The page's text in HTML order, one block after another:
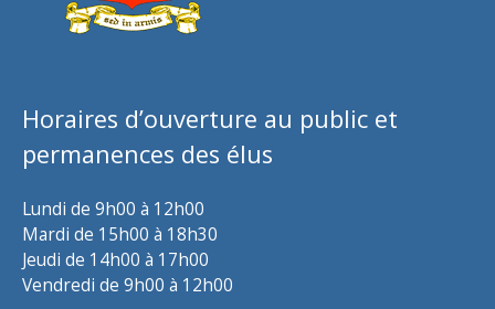
Horaires d’ouverture au public et
permanences des élus
Lundi de 9h00 à 12h00
Mardi de 15h00 à 18h30
Jeudi de 14h00 à 17h00
Vendredi de 9h00 à 12h00